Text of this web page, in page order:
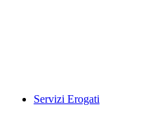
Servizi Erogati